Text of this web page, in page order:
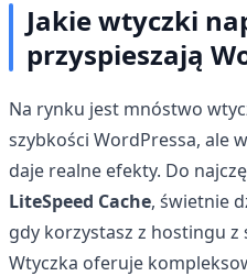
Jakie wtyczki
przyspieszają
Na rynku jest mnóstwo
szybkości WordPressa, ale
daje realne efekty. Do
LiteSpeed Cache, świetnie
gdy korzystasz z hostingu z
Wtyczka oferuje